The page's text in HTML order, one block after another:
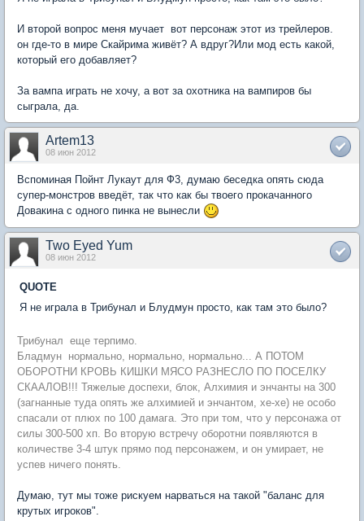
И второй вопрос меня мучает  вот персонаж этот из трейлеров.
он где-то в мире Скайрима живёт? А вдруг?Или мод есть какой,
который его добавляет?
За вампа играть не хочу, а вот за охотника на вампиров бы
сыграла, да.
Artem13
08 июн 2012
Вспоминая Пойнт Лукаут для Ф3, думаю беседка опять сюда
супер-монстров введёт, так что как бы твоего прокачанного
Довакина с одного пинка не вынесли
Two Eyed Yum
08 июн 2012
QUOTE
Я не играла в Трибунал и Блудмун просто, как там это было?
Трибунал  еще терпимо.
Бладмун  нормально, нормально, нормально... А ПОТОМ
ОБОРОТНИ КРОВЬ КИШКИ МЯСО РАЗНЕСЛО ПО ПОСЕЛКУ
СКААЛОВ!!! Тяжелые доспехи, блок, Алхимия и энчанты на 300
(загнанные туда опять же алхимией и энчантом, хе-хе) не особо
спасали от плюх по 100 дамага. Это при том, что у персонажа от
силы 300-500 хп. Во вторую встречу оборотни появляются в
количестве 3-4 штук прямо под персонажем, и он умирает, не
успев ничего понять.
Думаю, тут мы тоже рискуем нарваться на такой "баланс для
крутых игроков".